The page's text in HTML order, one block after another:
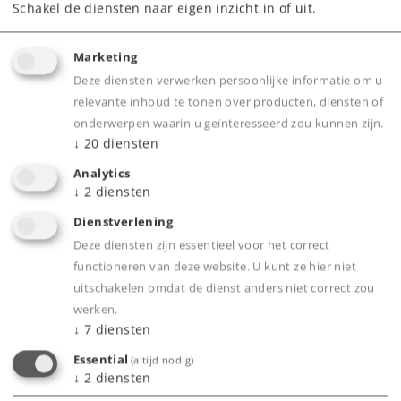
Neem contact op met uw lokale dealer
Spoor H0 Tijdperk V Wagens
Art.-No. 43579
Schakel de diensten naar eigen inzicht in of uit.
Marketing
Deze diensten verwerken persoonlijke informatie om u
relevante inhoud te tonen over producten, diensten of
onderwerpen waarin u geïnteresseerd zou kunnen zijn.
↓ 20 diensten
Analytics
↓ 2 diensten
Dienstverlening
Deze diensten zijn essentieel voor het correct
functioneren van deze website. U kunt ze hier niet
uitschakelen omdat de dienst anders niet correct zou
werken.
↓ 7 diensten
Essential (altijd nodig)
↓ 2 diensten